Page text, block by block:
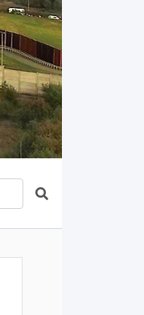
Szukaj